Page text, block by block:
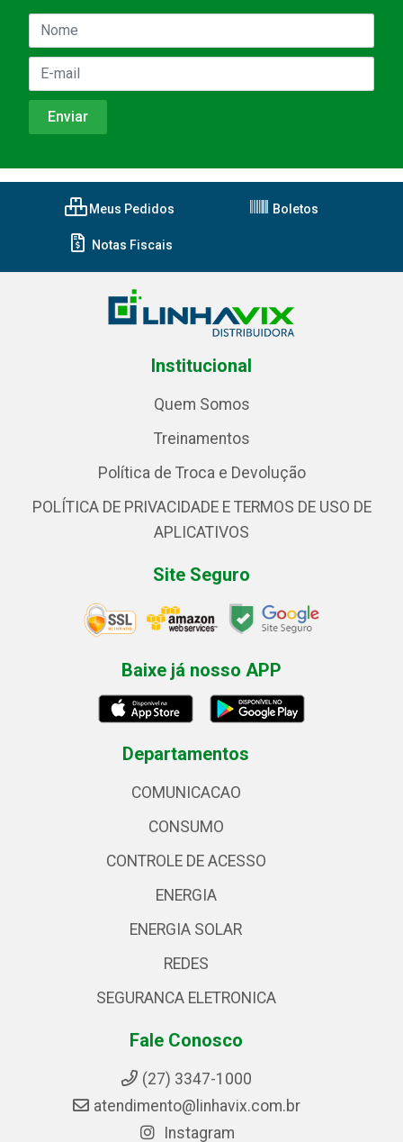
Meus Pedidos Boletos
Notas Fiscais
Institucional
Quem Somos
Treinamentos
Política de Troca e Devolução
POLÍTICA DE PRIVACIDADE E TERMOS DE USO DE
APLICATIVOS
Site Seguro
Baixe já nosso APP
Departamentos
COMUNICACAO
CONSUMO
CONTROLE DE ACESSO
ENERGIA
ENERGIA SOLAR
REDES
SEGURANCA ELETRONICA
Fale Conosco
(27) 3347-1000
atendimento@linhavix.com.br
Instagram